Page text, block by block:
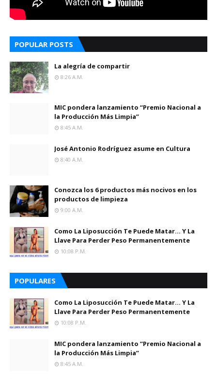
POPULAR POSTS
La alegría de compartir
8:26 A.m.
MIC pondera lanzamiento “Premio Nacional a
la Producción Más Limpia”
8:45 A.m.
José Antonio Rodríguez asume en Cultura
8:40 A.m.
Conozca los 6 productos más nocivos en los
productos de limpieza
9:00 A.m.
Como La Liposucción Te Puede Matar… Y La
Llave Para Perder Peso Permanentemente
10:08 P.m.
POPULARES
Como La Liposucción Te Puede Matar… Y La
Llave Para Perder Peso Permanentemente
10:08 P.m.
MIC pondera lanzamiento “Premio Nacional a
la Producción Más Limpia”
8:45 A.m.